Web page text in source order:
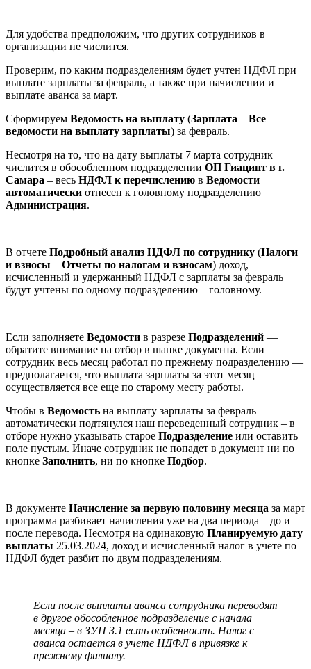
Для удобства предположим, что других сотрудников в
организации не числится.
Проверим, по каким подразделениям будет учтен НДФЛ при
выплате зарплаты за февраль, а также при начислении и
выплате аванса за март.
Сформируем Ведомость на выплату (Зарплата – Все
ведомости на выплату зарплаты) за февраль.
Несмотря на то, что на дату выплаты 7 марта сотрудник
числится в обособленном подразделении ОП Гиацинт в г.
Самара – весь НДФЛ к перечислению в Ведомости
автоматически отнесен к головному подразделению
Администрация.
В отчете Подробный анализ НДФЛ по сотруднику (Налоги
и взносы – Отчеты по налогам и взносам) доход,
исчисленный и удержанный НДФЛ с зарплаты за февраль
будут учтены по одному подразделению – головному.
Если заполняете Ведомости в разрезе Подразделений —
обратите внимание на отбор в шапке документа. Если
сотрудник весь месяц работал по прежнему подразделению —
предполагается, что выплата зарплаты за этот месяц
осуществляется все еще по старому месту работы.
Чтобы в Ведомость на выплату зарплаты за февраль
автоматически подтянулся наш переведенный сотрудник – в
отборе нужно указывать старое Подразделение или оставить
поле пустым. Иначе сотрудник не попадет в документ ни по
кнопке Заполнить, ни по кнопке Подбор.
В документе Начисление за первую половину месяца за март
программа разбивает начисления уже на два периода – до и
после перевода. Несмотря на одинаковую Планируемую дату
выплаты 25.03.2024, доход и исчисленный налог в учете по
НДФЛ будет разбит по двум подразделениям.
Если после выплаты аванса сотрудника переводят
в другое обособленное подразделение с начала
месяца – в ЗУП 3.1 есть особенность. Налог с
аванса остается в учете НДФЛ в привязке к
прежнему филиалу.